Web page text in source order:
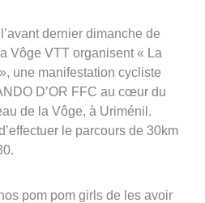
dernier dimanche de
Vôge VTT organisent « La
une manifestation cycliste
D’OR FFC au cœur du
de la Vôge, à Uriménil.
le parcours de 30km
pom pom girls de les avoir